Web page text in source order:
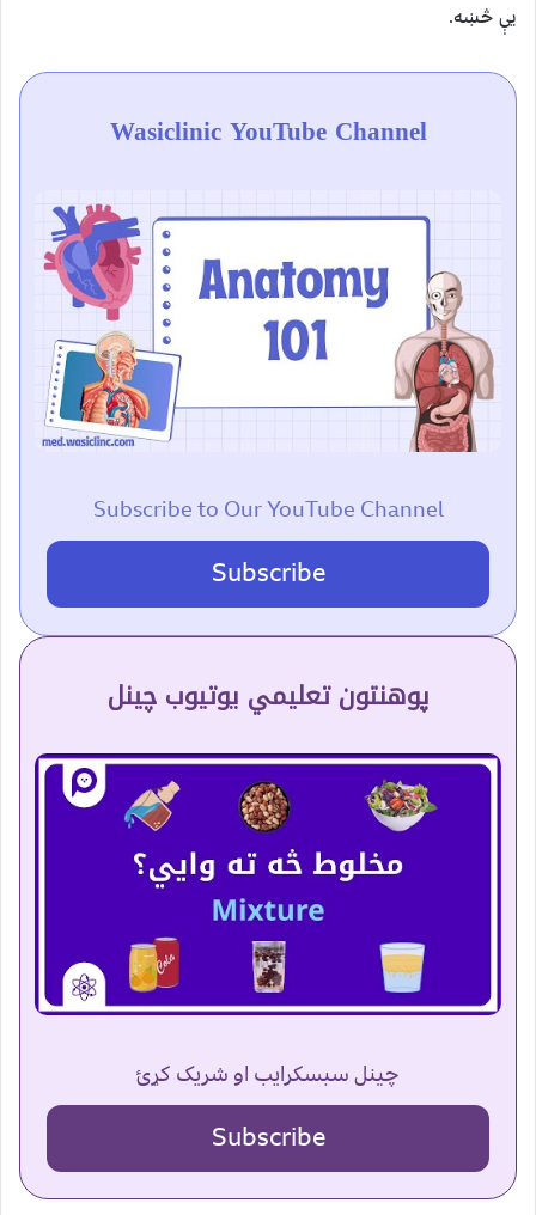
يې څښه.
Wasiclinic YouTube Channel
Subscribe to Our YouTube Channel
Subscribe
پوهنتون تعلیمي یوتیوب چینل
چینل سبسکرایب او شریک کړئ
Subscribe